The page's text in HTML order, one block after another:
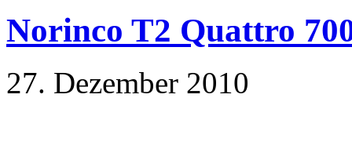
Norinco T2 Quattro
27. Dezember 2010